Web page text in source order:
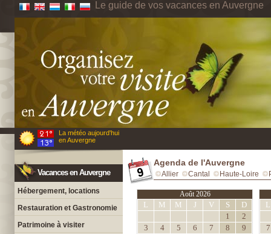
Le guide de vos vacances en Auvergne
La météo aujourd'hui
en Auvergne
Vacances en Auvergne
Hébergement, locations
Restauration et Gastronomie
Patrimoine à visiter
Agenda de l'Auvergne
Allier Cantal Haute-Loire
Août 2026
L M M J V S
D
1
2
3
4 5 6 7 8
9
L
7